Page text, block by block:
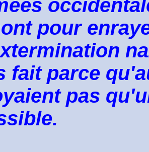
pour
fait parce
pas